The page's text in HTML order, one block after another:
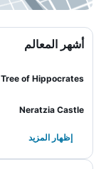
أشهر المعالم
Tree of Hippocrates
Neratzia Castle
إظهار المزيد